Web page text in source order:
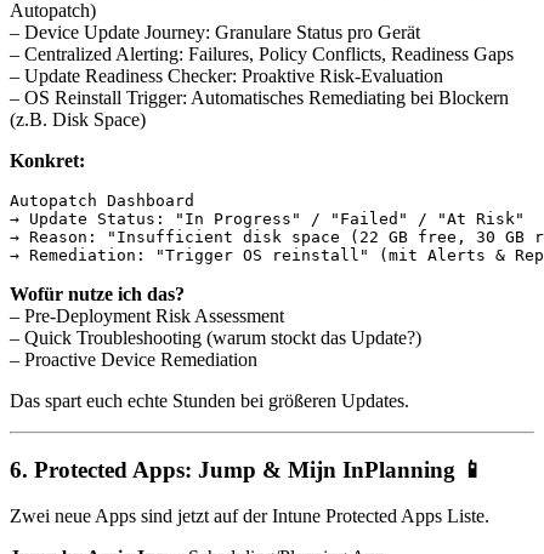
Autopatch)
– Device Update Journey: Granulare Status pro Gerät
– Centralized Alerting: Failures, Policy Conflicts, Readiness Gaps
– Update Readiness Checker: Proaktive Risk-Evaluation
– OS Reinstall Trigger: Automatisches Remediating bei Blockern
(z.B. Disk Space)
Konkret:
Autopatch Dashboard
→ Update Status: "In Progress" / "Failed" / "At Risk"
→ Reason: "Insufficient disk space (22 GB free, 30 GB
Wofür nutze ich das?
– Pre-Deployment Risk Assessment
– Quick Troubleshooting (warum stockt das Update?)
– Proactive Device Remediation
Das spart euch echte Stunden bei größeren Updates.
6. Protected Apps: Jump & Mijn InPlanning 📱
Zwei neue Apps sind jetzt auf der Intune Protected Apps Liste.